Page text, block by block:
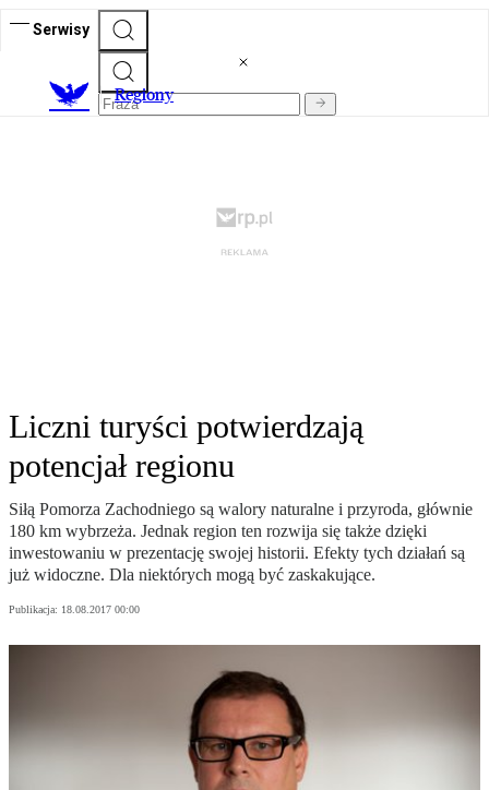
Serwisy
Regiony
Liczni turyści potwierdzają
potencjał regionu
Siłą Pomorza Zachodniego są walory naturalne i przyroda, głównie
180 km wybrzeża. Jednak region ten rozwija się także dzięki
inwestowaniu w prezentację swojej historii. Efekty tych działań są
już widoczne. Dla niektórych mogą być zaskakujące.
Publikacja: 18.08.2017 00:00